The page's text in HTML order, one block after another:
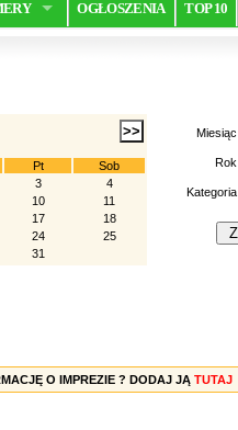
OGŁOSZENIA TOP 10
Pt
Sob
3
4
10
11
17
18
24
25
31
Miesiąc
Rok
Kategoria
O IMPREZIE ? DODAJ JĄ TUTAJ